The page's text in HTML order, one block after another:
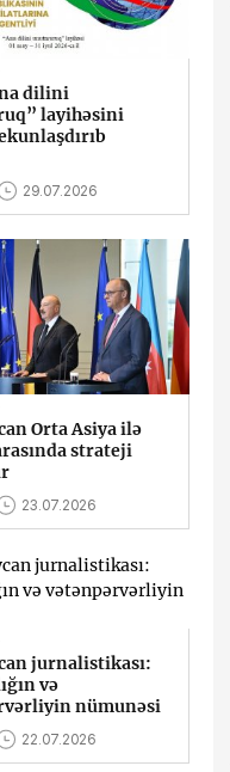
dilini
layihəsini
29.07.2026
Orta Asiya ilə
strateji
23.07.2026
jurnalistikası:
və
nümunəsi
22.07.2026